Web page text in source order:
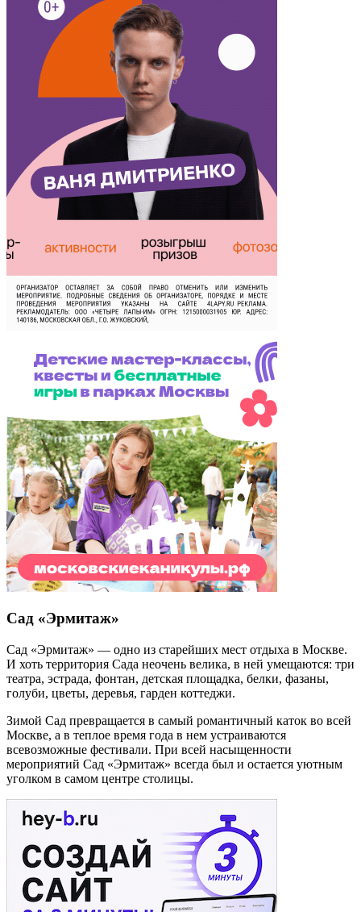
Сад «Эрмитаж»
Сад «Эрмитаж» — одно из старейших мест отдыха в Москве.
И хоть территория Сада неочень велика, в ней умещаются: три
театра, эстрада, фонтан, детская площадка, белки, фазаны,
голуби, цветы, деревья, гарден коттеджи.
Зимой Сад превращается в самый романтичный каток во всей
Москве, а в теплое время года в нем устраиваются
всевозможные фестивали. При всей насыщенности
мероприятий Сад «Эрмитаж» всегда был и остается уютным
уголком в самом центре столицы.